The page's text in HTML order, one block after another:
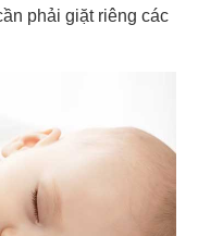
phải giặt riêng các